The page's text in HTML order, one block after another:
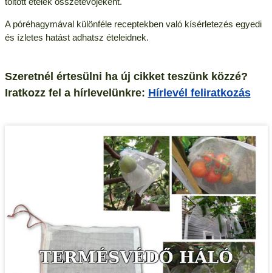
A póréhagymával különféle receptekben való kísérletezés egyedi
és ízletes hatást adhatsz ételeidnek.
Szeretnél értesülni ha új cikket teszünk közzé?
Iratkozz fel a hírlevelünkre: Hírlevél feliratkozás